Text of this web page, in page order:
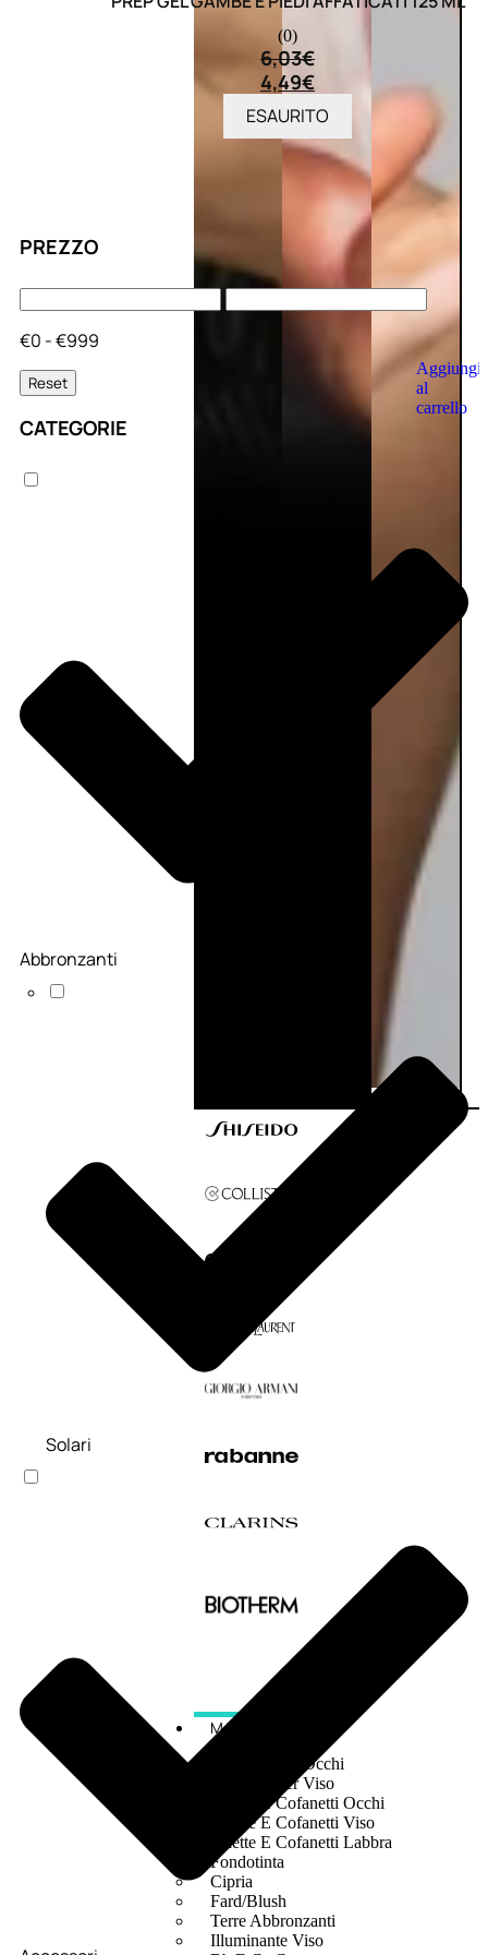
Aggiungi
al
carrello
MAKE UP
Base/ Primer Occhi
Base/ Primer Viso
Palette E Cofanetti Occhi
Palette E Cofanetti Viso
Palette E Cofanetti Labbra
Fondotinta
Cipria
Fard/Blush
Terre Abbronzanti
Illuminante Viso
PREZZO
€0 - €999
Reset
CATEGORIE
Abbronzanti
Solari
(0)
6,03€
4,49€
ESAURITO